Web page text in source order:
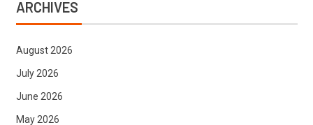
ARCHIVES
August 2026
July 2026
June 2026
May 2026